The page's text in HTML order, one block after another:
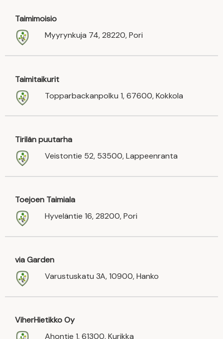
Taimimoisio
Myyrynkuja 74, 28220, Pori
Taimitaikurit
Topparbackanpolku 1, 67600, Kokkola
Tirilän puutarha
Veistontie 52, 53500, Lappeenranta
Toejoen Taimiala
Hyveläntie 16, 28200, Pori
via Garden
Varustuskatu 3A, 10900, Hanko
ViherHietikko Oy
Ahontie 1, 61300, Kurikka